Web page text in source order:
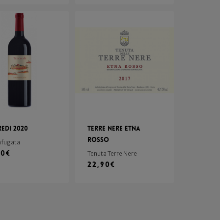
2020
€
Terre Nere Etna
Rosso
Tenuta Terre Nere
22,90€